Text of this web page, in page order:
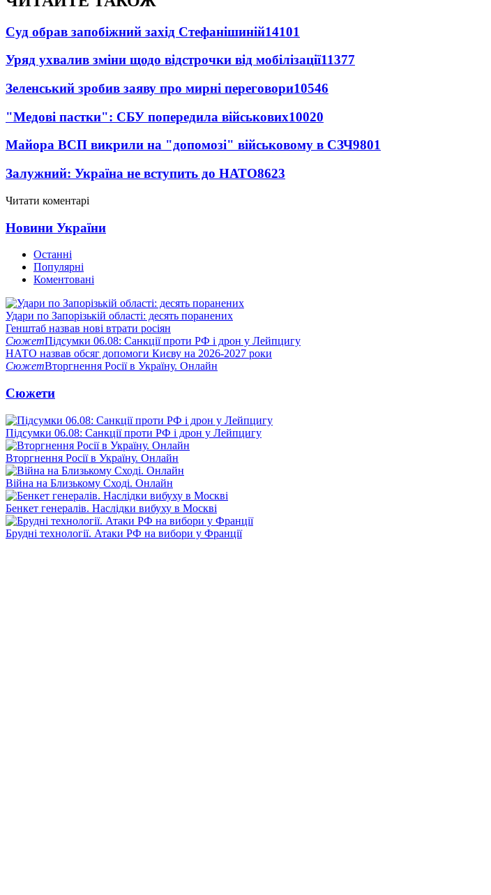
Суд обрав запобіжний захід Стефанішиній14101
Уряд ухвалив зміни щодо відстрочки від мобілізації11377
Зеленський зробив заяву про мирні переговори10546
"Медові пастки": СБУ попередила військових10020
Майора ВСП викрили на "допомозі" військовому в СЗЧ9801
Залужний: Україна не вступить до НАТО8623
Читати коментарі
Новини України
Останні
Популярні
Коментовані
Удари по Запорізькій області: десять поранених
Генштаб назвав нові втрати росіян
СюжетПідсумки 06.08: Санкції проти РФ і дрон у Лейпцигу
НАТО назвав обсяг допомоги Києву на 2026-2027 роки
СюжетВторгнення Росії в Україну. Онлайн
Сюжети
Підсумки 06.08: Санкції проти РФ і дрон у Лейпцигу
Вторгнення Росії в Україну. Онлайн
Війна на Близькому Сході. Онлайн
Бенкет генералів. Наслідки вибуху в Москві
Брудні технології. Атаки РФ на вибори у Франції